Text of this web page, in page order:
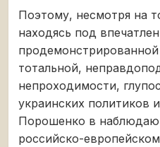
Поэтому, несмотря на
находясь под
тотальной,
непроходимости,
украинских политиков
Порошенко в
российско-